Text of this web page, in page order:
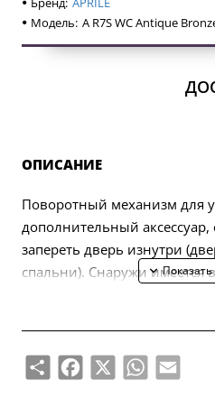
Модель: A R7S WC Antique
ОПИСАНИЕ
Поворотный механизм для
дополнительный
запереть дверь изнутри
спальни). Снаружи имеется
44 мм. Соединительная ось
4х4мм (с возможностью
Share Facebook
X WhatsApp
Email